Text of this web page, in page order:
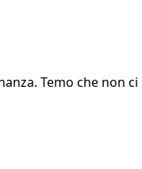
Temo che non ci